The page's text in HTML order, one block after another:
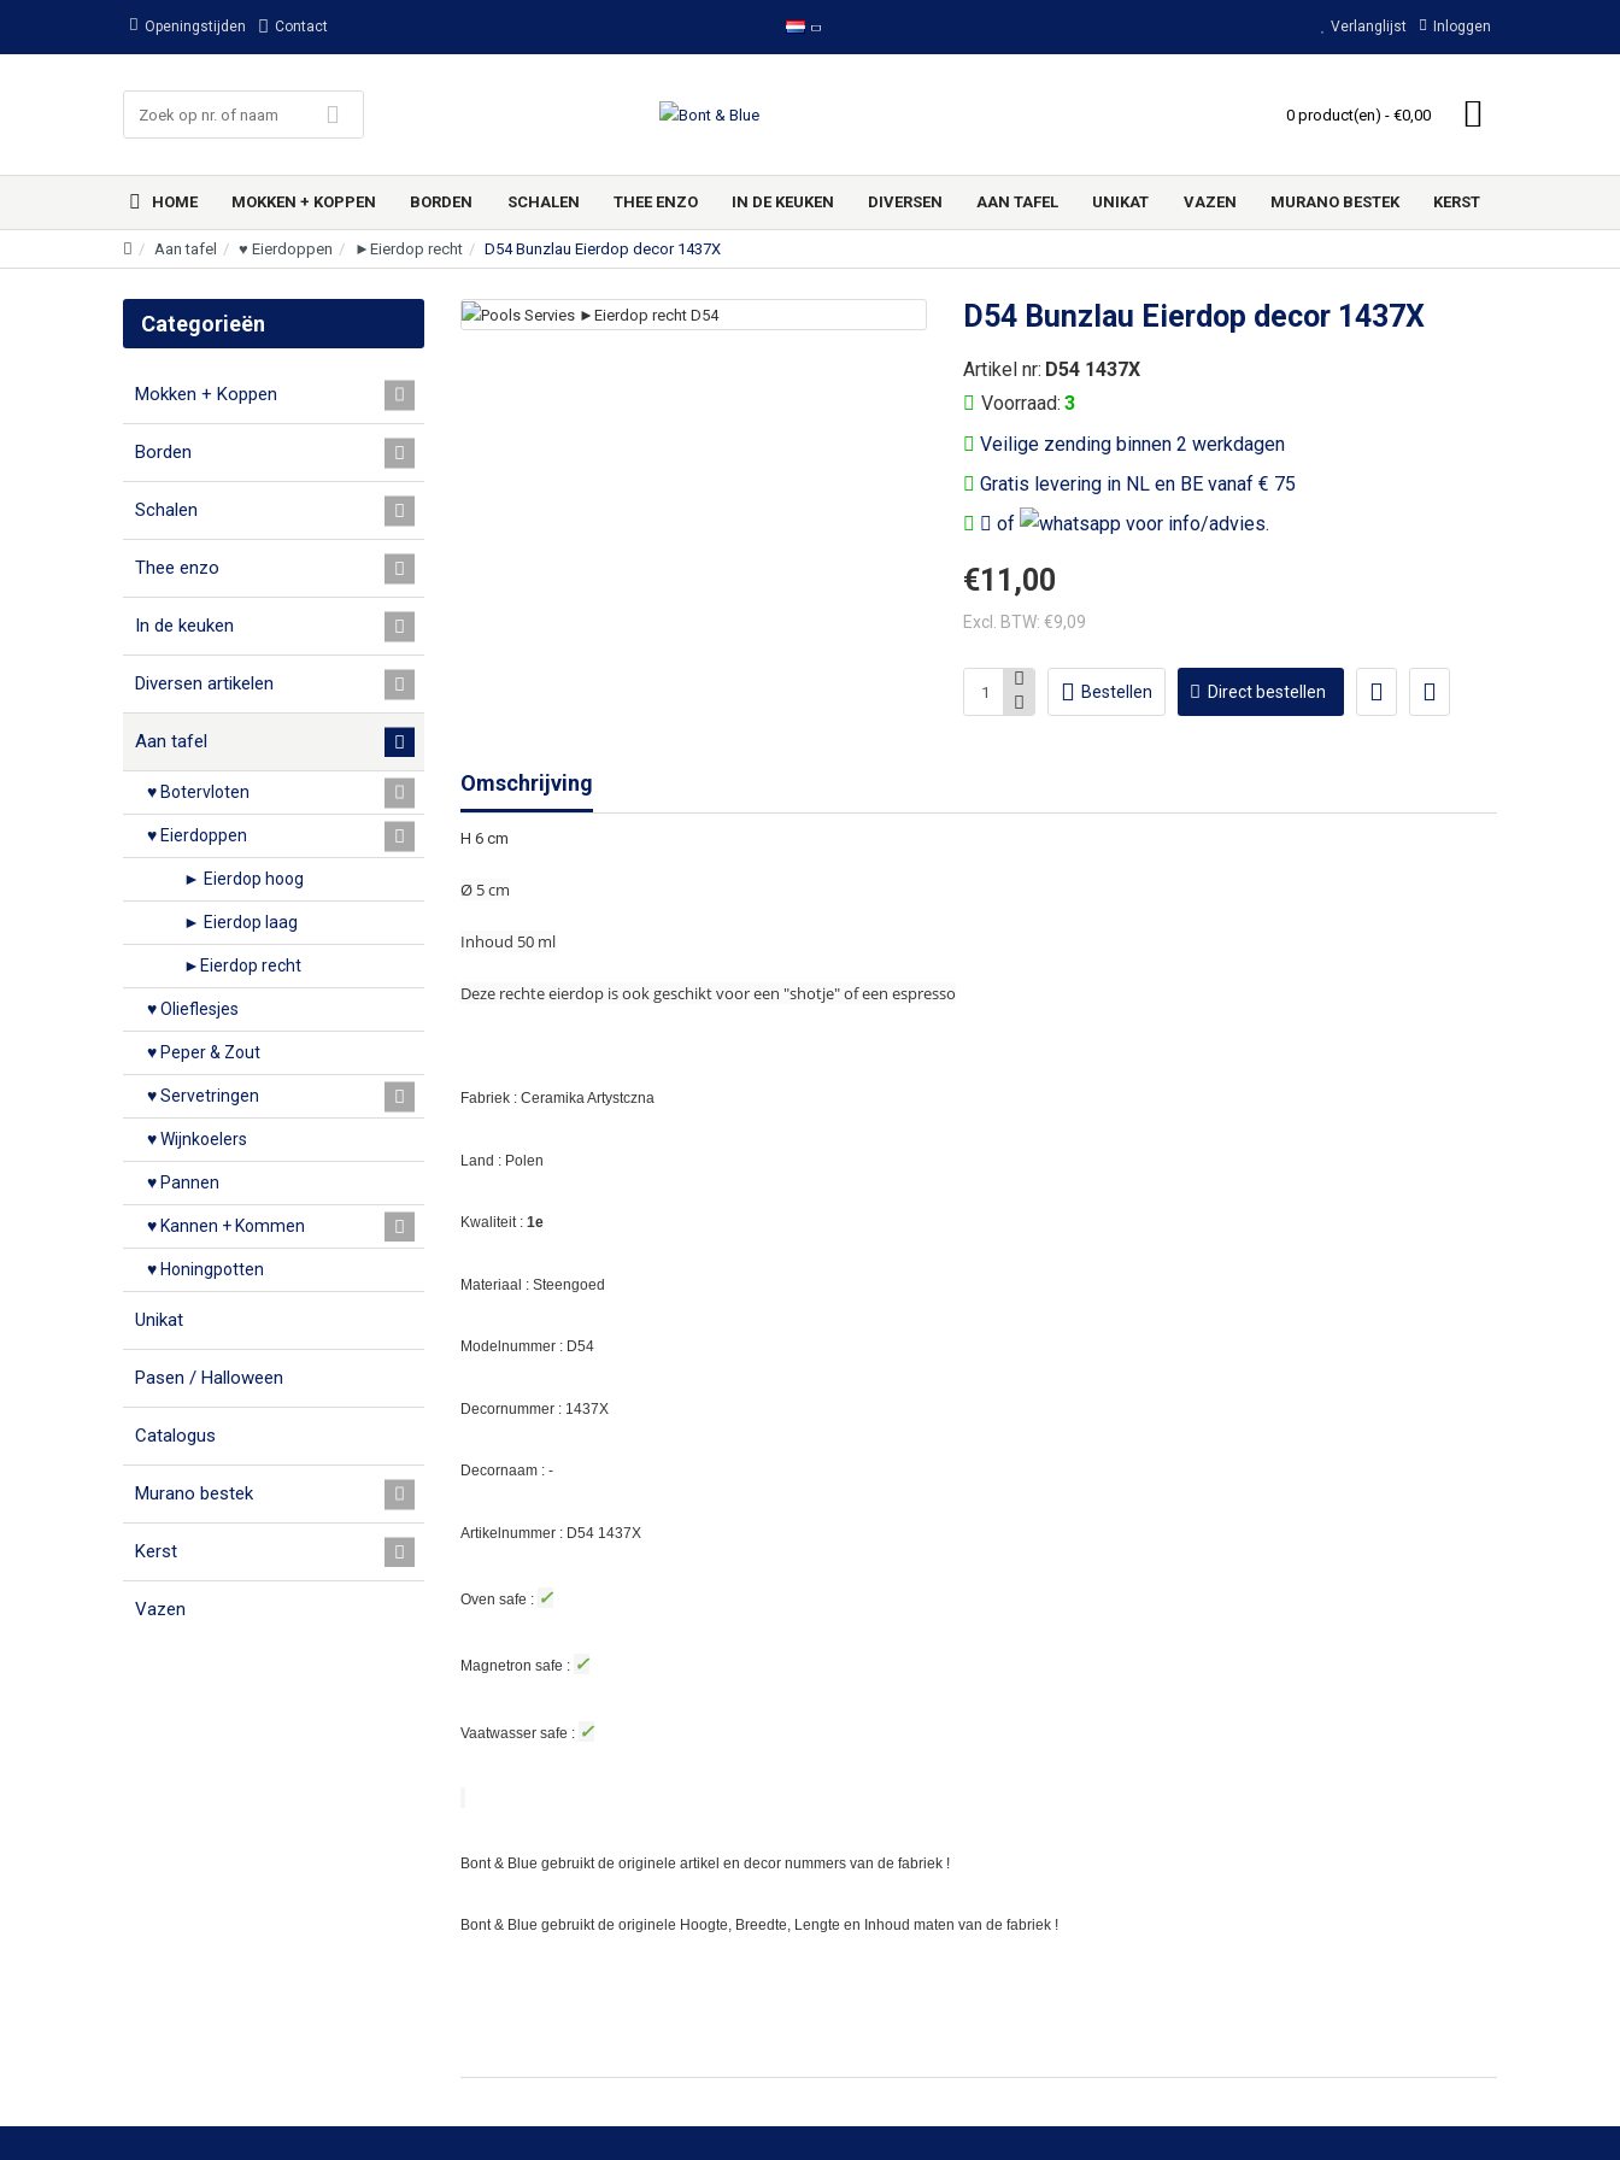
Openingstijden Contact Verlanglijst Inloggen
0 product(en) - €0,00
HOME MOKKEN + KOPPEN BORDEN SCHALEN THEE ENZO IN DE KEUKEN DIVERSEN AAN TAFEL UNIKAT VAZEN MURANO BESTEK KERST
Aan tafel ♥ Eierdoppen ►Eierdop recht D54 Bunzlau Eierdop decor 1437X
Categorieën
Mokken + Koppen
Borden
Schalen
Thee enzo
In de keuken
Diversen artikelen
Aan tafel
♥ Botervloten
♥ Eierdoppen
► Eierdop hoog
► Eierdop laag
►Eierdop recht
♥ Olieflesjes
♥ Peper & Zout
♥ Servetringen
♥ Wijnkoelers
♥ Pannen
♥ Kannen + Kommen
♥ Honingpotten
Unikat
Pasen / Halloween
Catalogus
Murano bestek
Kerst
Vazen
D54 Bunzlau Eierdop decor 1437X
Veilige zending binnen 2 werkdagen
Gratis levering in NL en BE vanaf € 75
of
voor info/advies.
Voorraad: 3
Artikel nr: D54 1437X
€11,00
Excl. BTW: €9,09
Bestellen Direct bestellen
Omschrijving
H 6 cm
Ø 5 cm
Inhoud 50 ml
Deze rechte eierdop is ook geschikt voor een "shotje" of een espresso
Fabriek : Ceramika Artystczna
Land : Polen
Kwaliteit : 1e
Materiaal : Steengoed
Modelnummer : D54
Decornummer : 1437X
Decornaam : -
Artikelnummer : D54 1437X
Oven safe : ✓
Magnetron safe : ✓
Vaatwasser safe : ✓
Bont & Blue gebruikt de originele artikel en decor nummers van de fabriek !
Bont & Blue gebruikt de originele Hoogte, Breedte, Lengte en Inhoud maten van de fabriek !